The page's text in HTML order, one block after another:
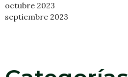
octubre 2023
septiembre 2023